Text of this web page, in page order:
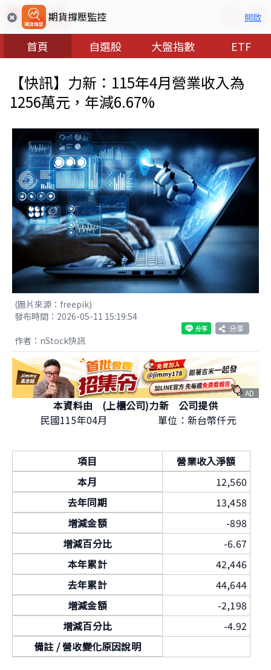
期貨撐壓監控 開啟
首頁 自選股 大盤指數 ETF
【快訊】力新：115年4月營業收入為
1256萬元，年減6.67%
(圖片來源：freepik)
發布時間：2026-05-11 15:19:54
分享
作者：nStock快訊
AD
本資料由 (上櫃公司)力新 公司提供
民國115年04月
單位：新台幣仟元
項目
營業收入淨額
本月
12,560
去年同期
13,458
增減金額
-898
增減百分比
-6.67
本年累計
42,446
去年累計
44,644
增減金額
-2,198
增減百分比
-4.92
備註 / 營收變化原因說明